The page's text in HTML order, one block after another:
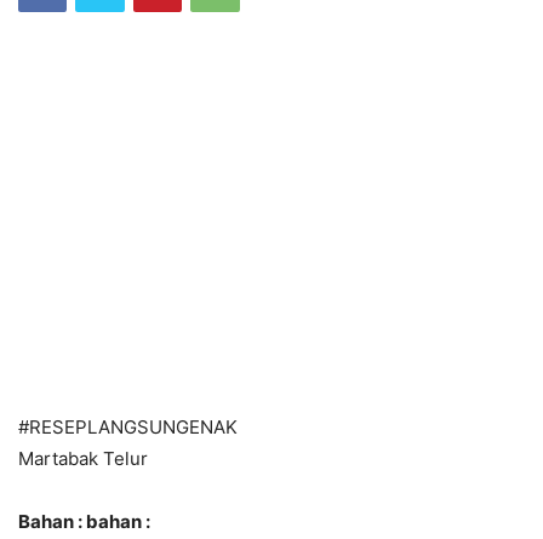
#RESEPLANGSUNGENAK
Martabak Telur
Bahan : bahan :